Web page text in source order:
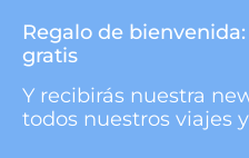
Regalo de
gratis
Y recibirás nuestra
todos nuestros viajes